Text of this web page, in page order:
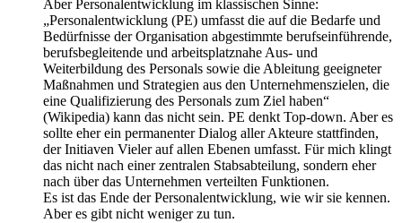
Aber Personalentwicklung im klassischen Sinne:
„Personalentwicklung (PE) umfasst die auf die Bedarfe und
Bedürfnisse der Organisation abgestimmte berufseinführende,
berufsbegleitende und arbeitsplatznahe Aus- und
Weiterbildung des Personals sowie die Ableitung geeigneter
Maßnahmen und Strategien aus den Unternehmenszielen, die
eine Qualifizierung des Personals zum Ziel haben“
(Wikipedia) kann das nicht sein. PE denkt Top-down. Aber es
sollte eher ein permanenter Dialog aller Akteure stattfinden,
der Initiaven Vieler auf allen Ebenen umfasst. Für mich klingt
das nicht nach einer zentralen Stabsabteilung, sondern eher
nach über das Unternehmen verteilten Funktionen.
Es ist das Ende der Personalentwicklung, wie wir sie kennen.
Aber es gibt nicht weniger zu tun.